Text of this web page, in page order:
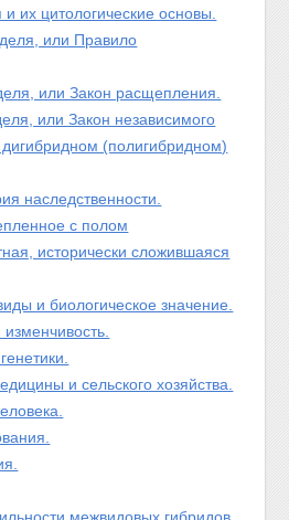
их цитологические основы.
или Правило
или Закон расщепления.
или Закон независимого
(полигибридном)
наследственности.
с полом
исторически сложившаяся
и биологическое значение.
и сельского хозяйства.